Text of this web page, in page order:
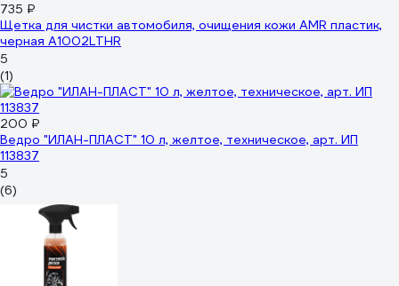
735 ₽
Щетка для чистки автомобиля, очищения кожи AMR пластик,
черная A1002LTHR
5
(1)
200 ₽
Ведро "ИЛАН-ПЛАСТ" 10 л, желтое, техническое, арт. ИП
113837
5
(6)